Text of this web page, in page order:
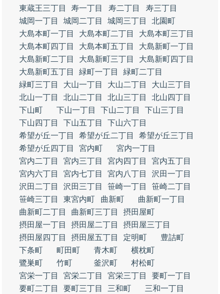
東蔵王三丁目
寿一丁目 寿二丁目
寿三丁目
城岡一丁目
城岡二丁目 城岡三丁目
北園町
大島本町一丁目
大島本町二丁目
大島本町三丁目
大島本町四丁目
大島本町五丁目
大島新町一丁目
大島新町二丁目
大島新町三丁目
大島新町四丁目
大島新町五丁目
緑町一丁目
緑町二丁目
緑町三丁目
大山一丁目 大山二丁目
大山三丁目
北山一丁目
北山二丁目 北山三丁目
北山四丁目
下山町
下山一丁目 下山二丁目
下山三丁目
下山四丁目
下山五丁目
下山六丁目
希望が丘一丁目
希望が丘二丁目
希望が丘三丁目
希望が丘四丁目
宮内町
宮内一丁目
宮内二丁目
宮内三丁目 宮内四丁目
宮内五丁目
宮内六丁目
宮内七丁目 宮内八丁目
沢田一丁目
沢田二丁目
沢田三丁目 笹崎一丁目
笹崎二丁目
笹崎三丁目
東宮内町 曲新町
曲新町一丁目
曲新町二丁目
曲新町三丁目
摂田屋町
摂田屋一丁目
摂田屋二丁目
摂田屋三丁目
摂田屋四丁目
摂田屋五丁目 定明町
豊詰町
下条町
町田町 青木町
横枕町
鷺巣町
竹町 釜沢町
村松町
宮栄一丁目
宮栄二丁目 宮栄三丁目
要町一丁目
要町二丁目
要町三丁目 三和町 三和一丁目